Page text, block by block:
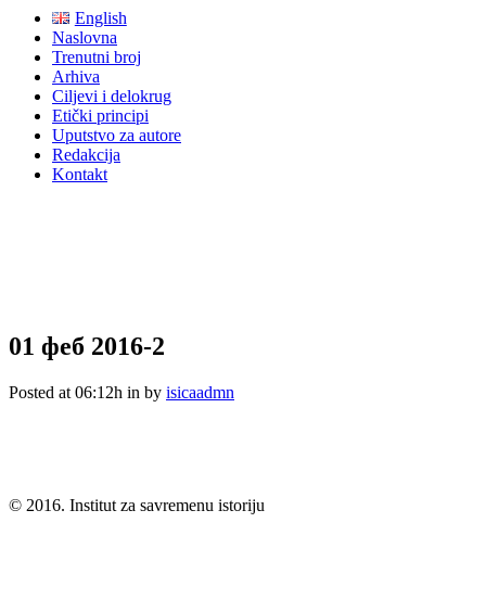
English
Naslovna
Trenutni broj
Arhiva
Ciljevi i delokrug
Etički principi
Uputstvo za autore
Redakcija
Kontakt
01 феб 2016-2
Posted at 06:12h in by isicaadmn
© 2016. Institut za savremenu istoriju